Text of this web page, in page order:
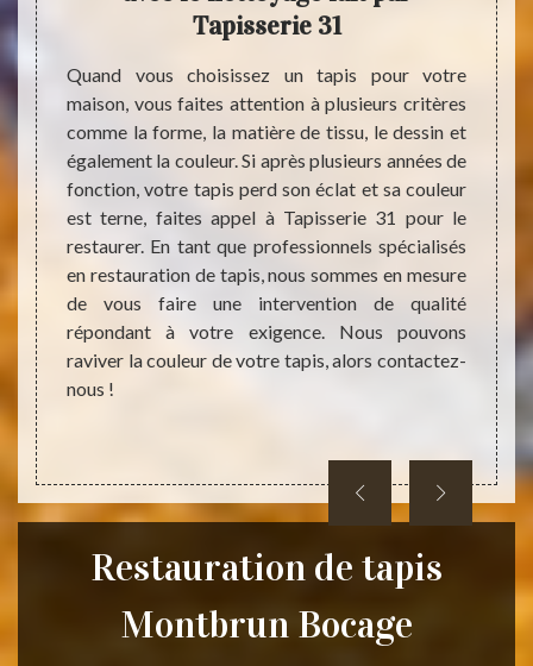
des
pour
ce
ses
de
que
si
Le
Tapisserie 31
Quand vous choisissez un tapis pour votre
maison, vous faites attention à plusieurs critères
comme la forme, la matière de tissu, le dessin et
également la couleur. Si après plusieurs années de
fonction, votre tapis perd son éclat et sa couleur
est terne, faites appel à Tapisserie 31 pour le
restaurer. En tant que professionnels spécialisés
en restauration de tapis, nous sommes en mesure
de vous faire une intervention de qualité
répondant à votre exigence. Nous pouvons
raviver la couleur de votre tapis, alors contactez-
nous !
Les
leur
en
la
vous
Restauration de tapis
Montbrun Bocage